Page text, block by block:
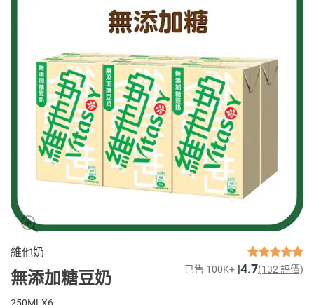
維他奶
無添加糖豆奶 已售 100K+ 4.7(132 評價)